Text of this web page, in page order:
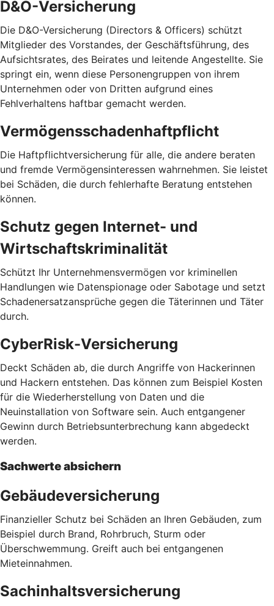
D&O-Versicherung
Die D&O-Versicherung (Directors & Officers) schützt
Mitglieder des Vorstandes, der Geschäftsführung, des
Aufsichtsrates, des Beirates und leitende Angestellte. Sie
springt ein, wenn diese Personengruppen von ihrem
Unternehmen oder von Dritten aufgrund eines
Fehlverhaltens haftbar gemacht werden.
Vermögensschadenhaftpflicht
Die Haftpflichtversicherung für alle, die andere beraten
und fremde Vermögensinteressen wahrnehmen. Sie leistet
bei Schäden, die durch fehlerhafte Beratung entstehen
können.
Schutz gegen Internet- und
Wirtschaftskriminalität
Schützt Ihr Unternehmensvermögen vor kriminellen
Handlungen wie Datenspionage oder Sabotage und setzt
Schadenersatzansprüche gegen die Täterinnen und Täter
durch.
CyberRisk-Versicherung
Deckt Schäden ab, die durch Angriffe von Hackerinnen
und Hackern entstehen. Das können zum Beispiel Kosten
für die Wiederherstellung von Daten und die
Neuinstallation von Software sein. Auch entgangener
Gewinn durch Betriebsunterbrechung kann abgedeckt
werden.
Sachwerte absichern
Gebäudeversicherung
Finanzieller Schutz bei Schäden an Ihren Gebäuden, zum
Beispiel durch Brand, Rohrbruch, Sturm oder
Überschwemmung. Greift auch bei entgangenen
Mieteinnahmen.
Sachinhaltsversicherung